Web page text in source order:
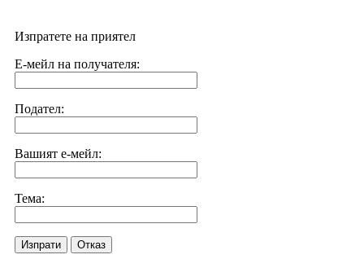
Изпратете на приятел
Е-мейл на получателя:
Подател:
Вашият е-мейл:
Тема:
Изпрати Отказ